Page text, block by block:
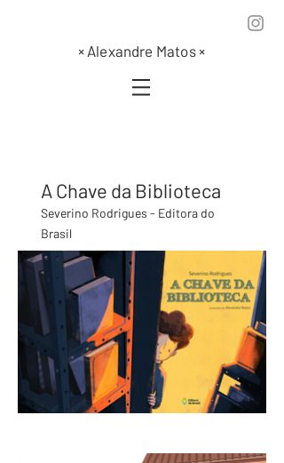
× Alexandre Matos ×
A Chave da Biblioteca
Severino Rodrigues - Editora do
Brasil